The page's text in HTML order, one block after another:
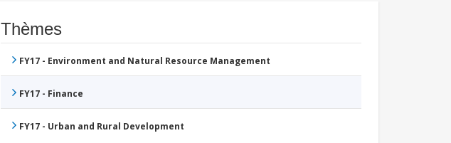
Thèmes
FY17 - Environment and Natural Resource Management
FY17 - Finance
FY17 - Urban and Rural Development